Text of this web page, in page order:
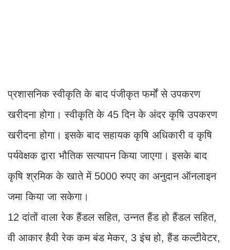
प्रशासनिक स्वीकृति के बाद पंजीकृत फर्मों से उपकरण
खरीदना होगा। स्वीकृति के 45 दिन के अंदर कृषि उपकरण
खरीदना होगा। इसके बाद सहायक कृषि अधिकारी व कृषि
पर्यवेक्षक द्वारा भौतिक सत्यापन किया जाएगा। इसके बाद
कृषि श्रमिक के खाते में 5000 रुपए का अनुदान ऑनलाइन
जमा किया जा सकेगा।
12 दांतों वाला रेक हैंडल सहित, उन्नत हैंड हो हैंडल सहित,
वी आकार हैवी रेक कम बंड मेकर, 3 इंच हो, हैंड कल्टीवेटर,